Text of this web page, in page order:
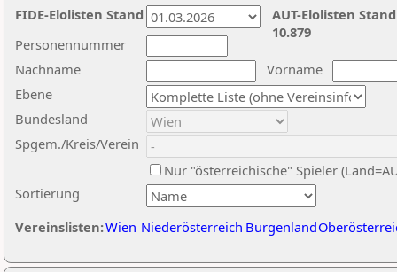
Nachname
Vorname
Ebene
Sortierung
Personennummer
Bundesland
Spgem./Kreis/Verein
Nur "österreichische" Spieler
Vereinslisten:Wien Niederösterreich Burgenland
AUT-Elolisten
10.879
FIDE-Elolisten Stand